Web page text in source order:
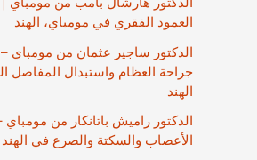
العمود الفقري في مومباي، الهند
الدكتور ساجير عثمان من مومباي
جراحة العظام واستبدال المفاصل
الهند
الدكتور راميش باتانكار من
الأعصاب والسكتة والصرع في الهند